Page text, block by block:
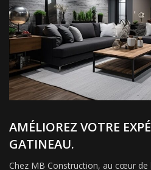
AMÉLIOREZ VOTRE
GATINEAU.
Chez MB Construction, au cœur de